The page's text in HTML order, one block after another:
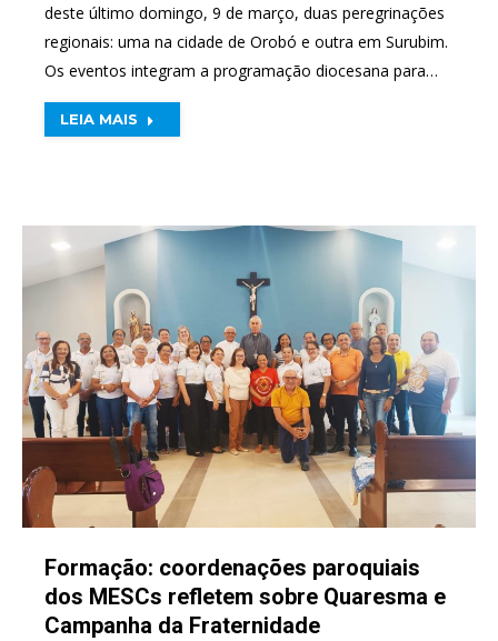
deste último domingo, 9 de março, duas peregrinações
regionais: uma na cidade de Orobó e outra em Surubim.
Os eventos integram a programação diocesana para…
LEIA MAIS
Formação: coordenações paroquiais
dos MESCs refletem sobre Quaresma e
Campanha da Fraternidade